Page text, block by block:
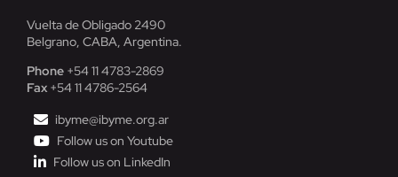
Vuelta de Obligado 2490
Belgrano, CABA, Argentina.
Phone+54 11 4783-2869
Fax+54 11 4786-2564
ibyme@ibyme.org.ar
Follow us on Youtube
Follow us on LinkedIn